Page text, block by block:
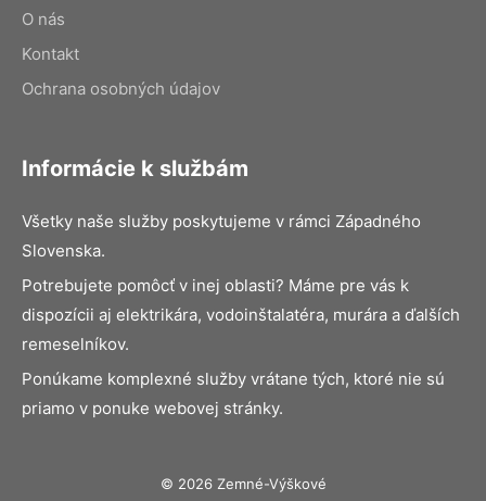
O nás
Kontakt
Ochrana osobných údajov
Informácie k službám
Všetky naše služby poskytujeme v rámci Západného
Slovenska.
Potrebujete pomôcť v inej oblasti? Máme pre vás k
dispozícii aj elektrikára, vodoinštalatéra, murára a ďalších
remeselníkov.
Ponúkame komplexné služby vrátane tých, ktoré nie sú
priamo v ponuke webovej stránky.
© 2026 Zemné-Výškové